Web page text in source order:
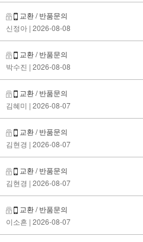
교환 / 반품문의
신정아 | 2026-08-08
교환 / 반품문의
박수진 | 2026-08-08
교환 / 반품문의
김혜미 | 2026-08-07
교환 / 반품문의
김현경 | 2026-08-07
교환 / 반품문의
김현경 | 2026-08-07
교환 / 반품문의
이소흔 | 2026-08-07